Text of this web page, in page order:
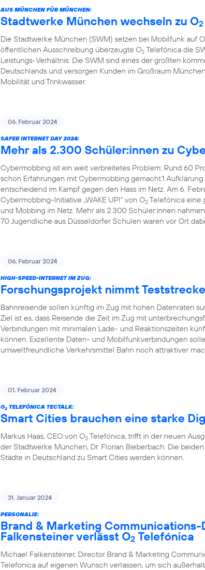
AUS MÜNCHEN FÜR MÜNCHEN:
Stadtwerke München wechseln zu O2
Die Stadtwerke München (SWM) setzen bei Mobilfunk auf O
öffentlichen Ausschreibung überzeugte O2 Telefónica die
Leistungs-Verhältnis. Die SWM sind eines der größten
Deutschlands und versorgen Kunden im Großraum
Mobilität und Trinkwasser.
06. Februar 2024
SAFER INTERNET DAY 2024:
Mehr als 2.300 Schüler:innen zu
Cybermobbing ist ein weit verbreitetes Problem: Rund 60
schon Erfahrungen mit Cybermobbing gemacht.1
entscheidend im Kampf gegen den Hass im Netz. Am 6.
Cybermobbing-Initiative „WAKE UP!“ von O2 Telefónica eine
und Mobbing im Netz. Mehr als 2.300 Schüler:innen
70 Jugendliche aus Düsseldorfer Schulen waren vor Ort
06. Februar 2024
HIGH-SPEED-INTERNET IM ZUG:
Forschungsprojekt nimmt
Bahnreisende sollen künftig im Zug mit hohen Datenraten
Ziel ist es, dass Reisende die Zeit im Zug mit
Verbindungen mit minimalen Lade- und Reaktionszeiten
können. Exzellente Daten- und Mobilfunkverbindungen
umweltfreundliche Verkehrsmittel Bahn noch attraktiver
01. Februar 2024
O2 TELEFÓNICA TECTALK:
Smart Cities brauchen eine starke
Markus Haas, CEO von O2 Telefónica, trifft in der neuen
der Stadtwerke München, Dr. Florian Bieberbach. Die
Städte in Deutschland zu Smart Cities werden können.
31. Januar 2024
PERSONALIE:
Brand & Marketing
Falkensteiner verlässt O2 Telefónica
Michael Falkensteiner, Director Brand & Marketing
Telefonica auf eigenen Wunsch verlassen, um sich